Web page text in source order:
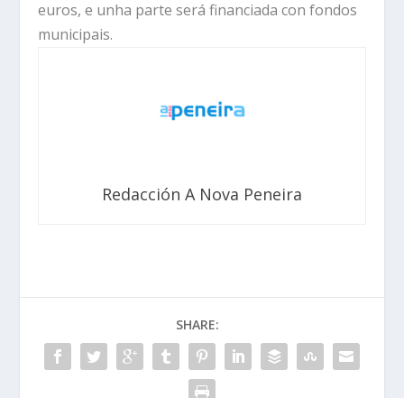
euros, e unha parte será financiada con fondos
municipais.
Redacción A Nova Peneira
SHARE: